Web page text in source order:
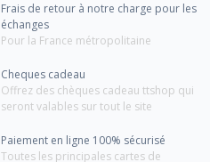
Frais de retour à notre charge pour les
échanges
Pour la France métropolitaine
Cheques cadeau
Offrez des chèques cadeau ttshop qui
seront valables sur tout le site
Paiement en ligne 100% sécurisé
Toutes les principales cartes de